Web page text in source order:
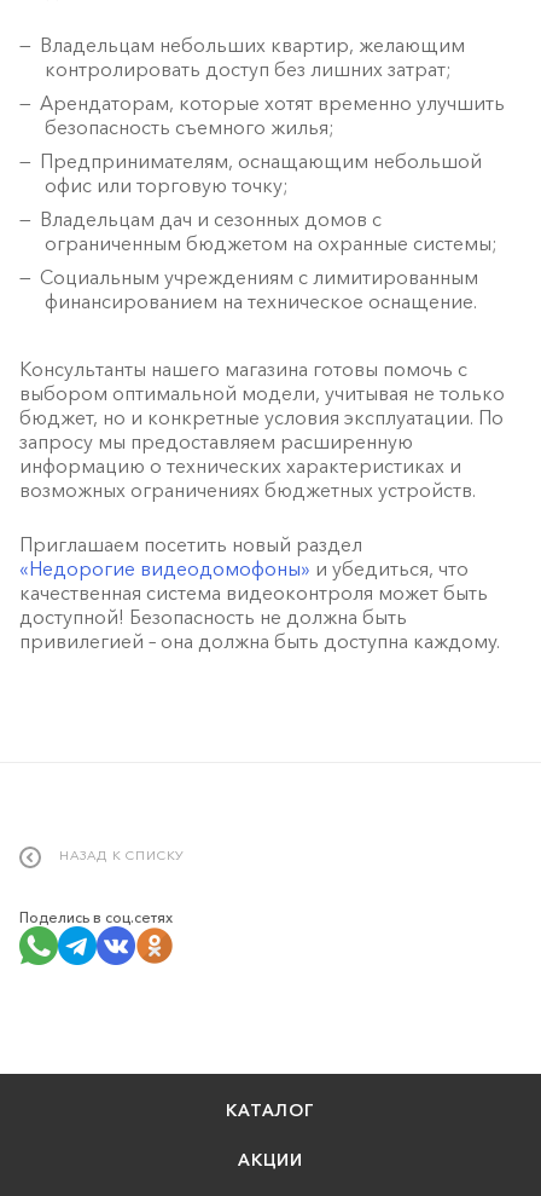
Владельцам небольших квартир, желающим
контролировать доступ без лишних затрат;
Арендаторам, которые хотят временно улучшить
безопасность съемного жилья;
Предпринимателям, оснащающим небольшой
офис или торговую точку;
Владельцам дач и сезонных домов с
ограниченным бюджетом на охранные системы;
Социальным учреждениям с лимитированным
финансированием на техническое оснащение.
Консультанты нашего магазина готовы помочь с
выбором оптимальной модели, учитывая не только
бюджет, но и конкретные условия эксплуатации. По
запросу мы предоставляем расширенную
информацию о технических характеристиках и
возможных ограничениях бюджетных устройств.
Приглашаем посетить новый раздел
«Недорогие видеодомофоны» и убедиться, что
качественная система видеоконтроля может быть
доступной! Безопасность не должна быть
привилегией – она должна быть доступна каждому.
НАЗАД К СПИСКУ
Поделись в соц.сетях
КАТАЛОГ
АКЦИИ